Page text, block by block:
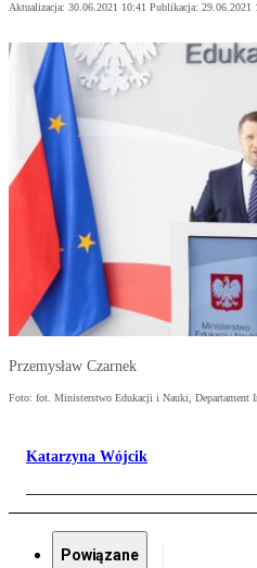
Aktualizacja: 30.06.2021 10:41 Publikacja: 29.06.2021
Przemysław Czarnek
Foto: fot. Ministerstwo Edukacji i Nauki, Departament
Katarzyna Wójcik
Powiązane